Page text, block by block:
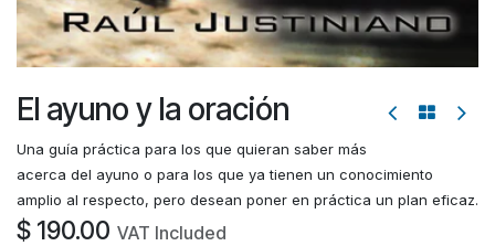
El ayuno y la oración
Una guía práctica para los que quieran saber más
acerca del ayuno o para los que ya tienen un conocimiento
amplio al respecto, pero desean poner en práctica un plan eficaz.
$ 190.00 VAT Included